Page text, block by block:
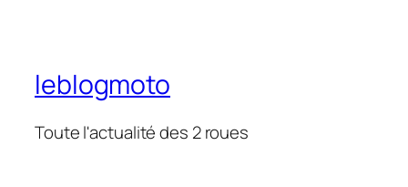
leblogmoto
Toute l'actualité des 2 roues